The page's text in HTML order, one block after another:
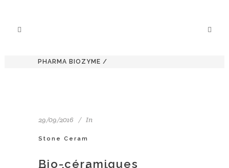
PHARMA BIOZYME /
29/09/2016 In
Stone Ceram
Bio-céramiques